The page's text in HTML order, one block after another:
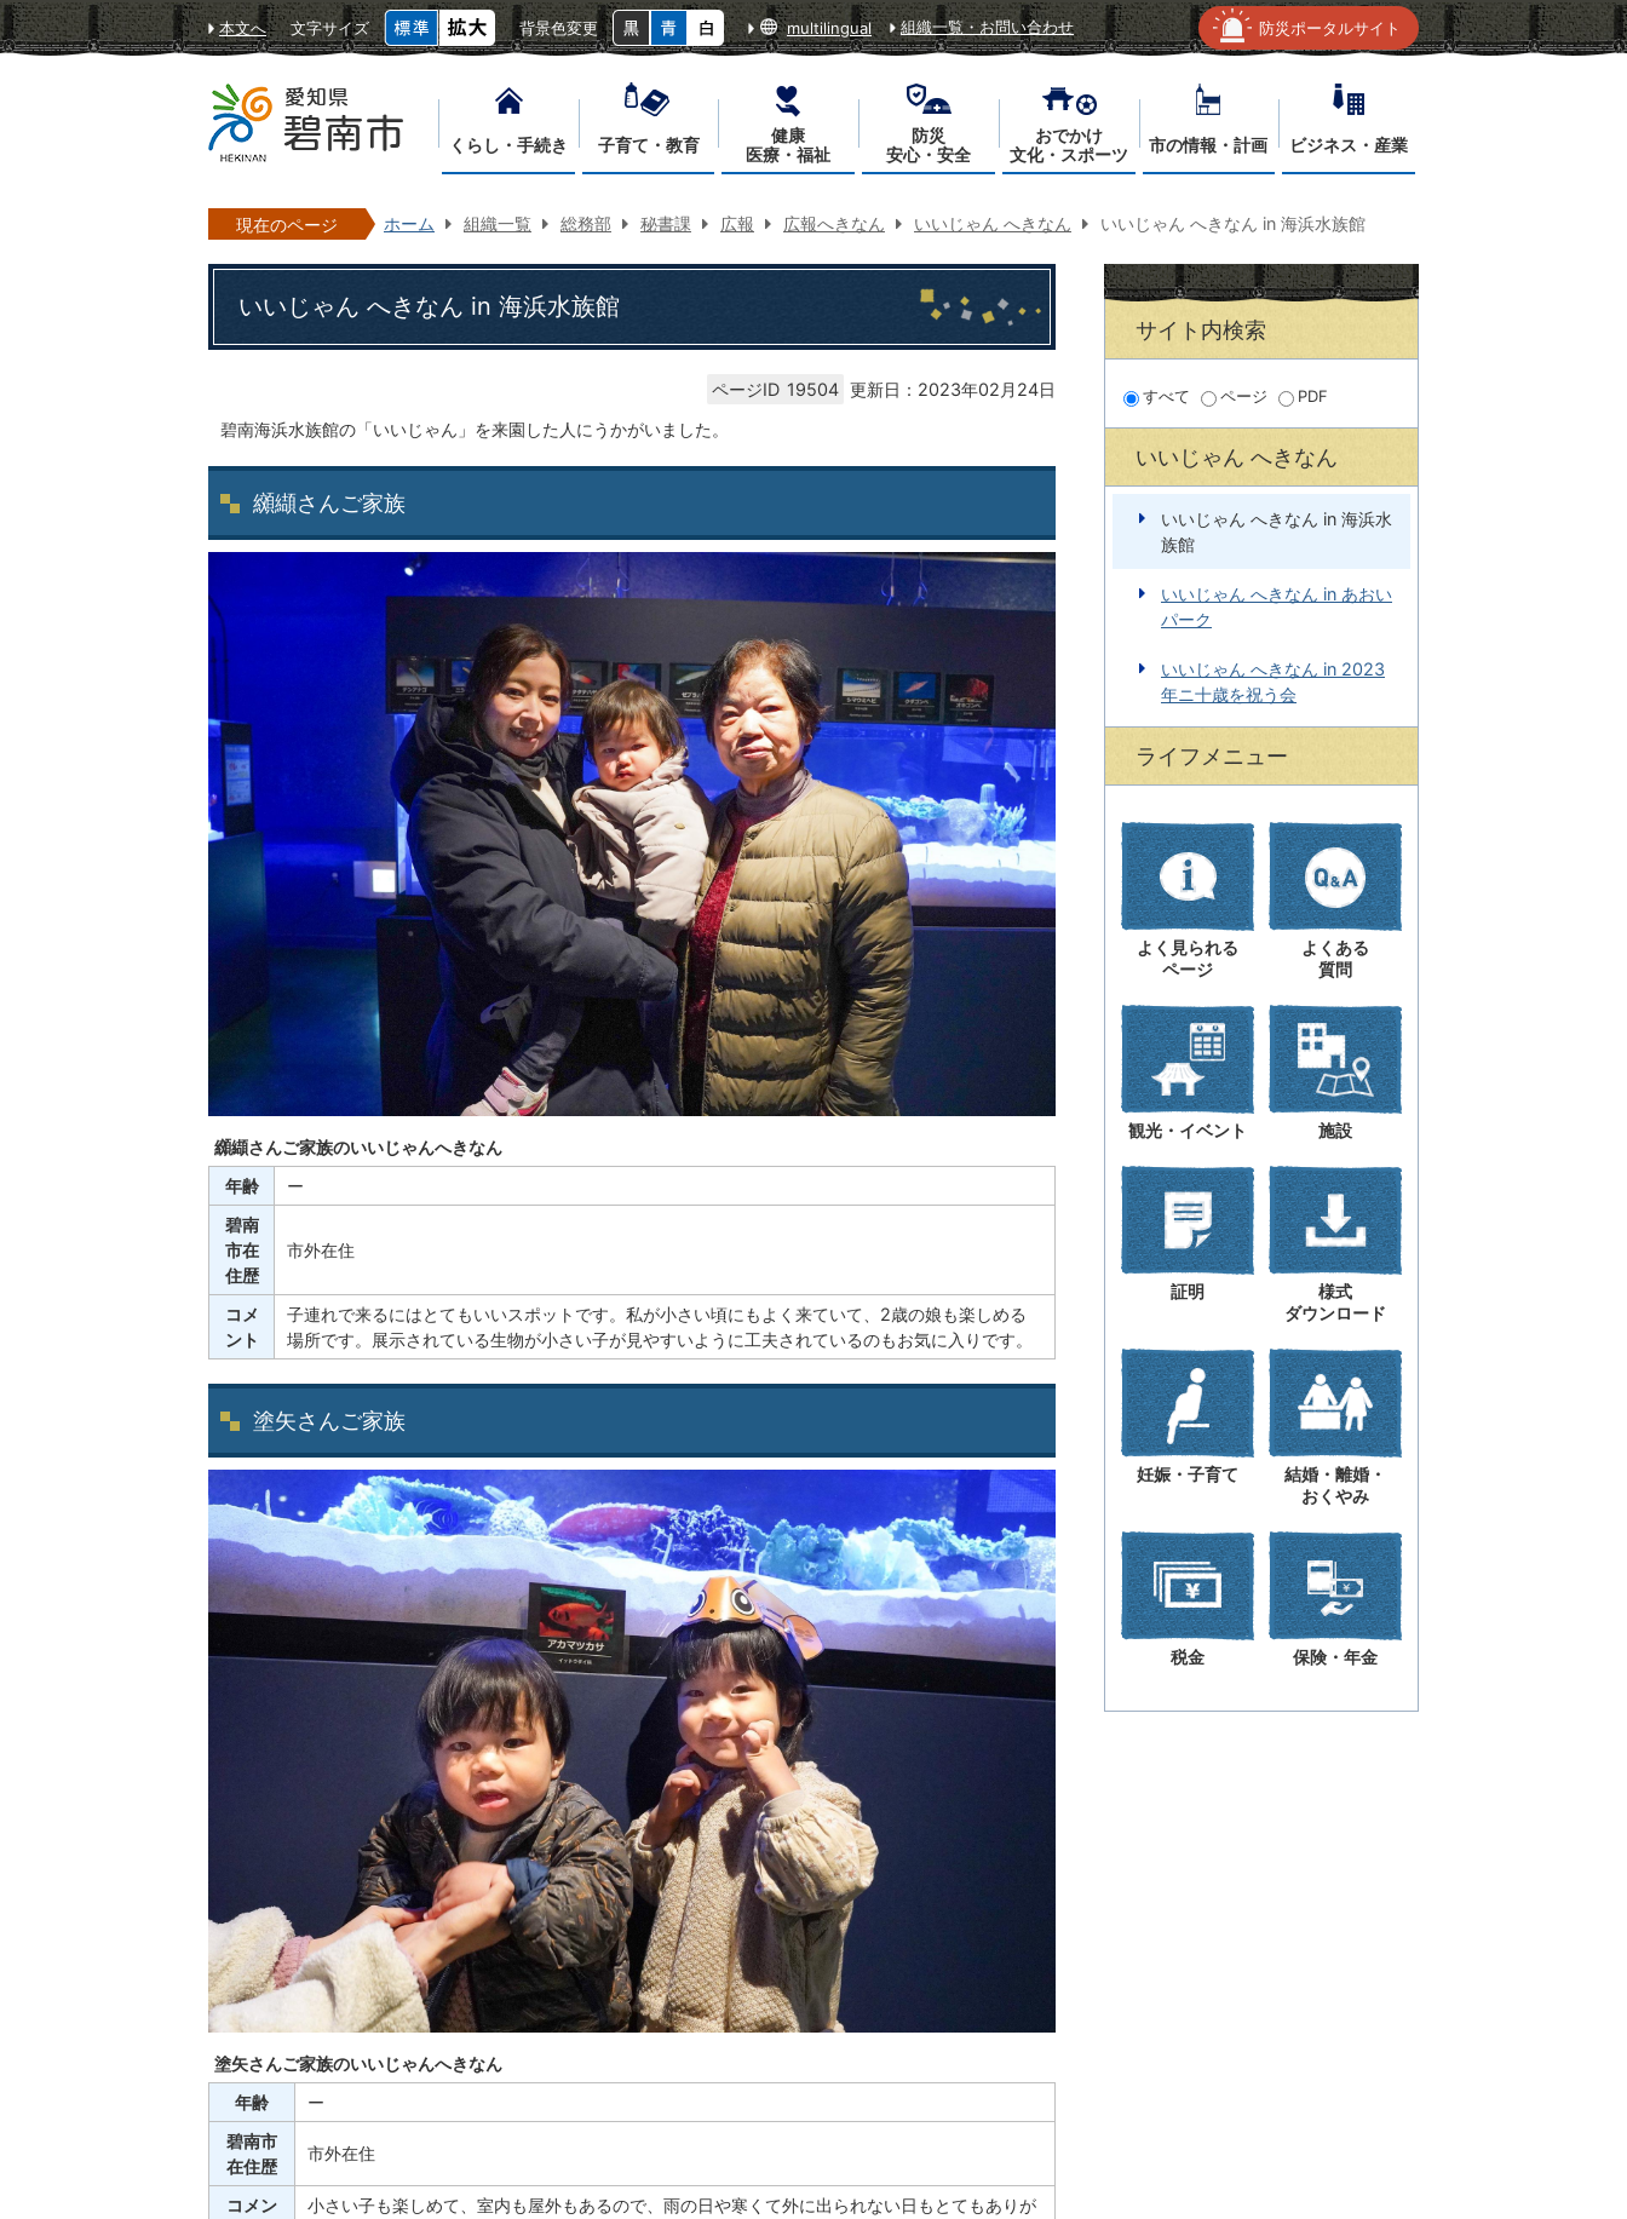
本文へ 文字サイズ 背景色変更 multilingual 組織一覧・お問い合わせ 防災ポータルサイト
くらし・手続き 子育て・教育
健康
医療・福祉
防災
安心・安全
おでかけ
文化・スポーツ
市の情報・計画 ビジネス・産業
現在のページ ホーム 組織一覧 総務部 秘書課 広報 広報へきなん いいじゃん へきなん いいじゃん へきなん in 海浜水族館
いいじゃん へきなん in 海浜水族館
ページID 19504 更新日：2023年02月24日
碧南海浜水族館の「いいじゃん」を来園した人にうかがいました。
纐纈さんご家族
纐纈さんご家族のいいじゃんへきなん
年齢
ー
碧南
市在
住歴
市外在住
コメ
ント
子連れで来るにはとてもいいスポットです。私が小さい頃にもよく来ていて、2歳の娘も楽しめる
場所です。展示されている生物が小さい子が見やすいように工夫されているのもお気に入りです。
塗矢さんご家族
塗矢さんご家族のいいじゃんへきなん
年齢
ー
碧南市
在住歴
市外在住
コメン
小さい子も楽しめて、室内も屋外もあるので、雨の日や寒くて外に出られない日もとてもありが
サイト内検索
すべて ページ PDF
いいじゃん へきなん
いいじゃん へきなん in 海浜水
族館
いいじゃん へきなん in あおい
パーク
いいじゃん へきなん in 2023
年ニ十歳を祝う会
ライフメニュー
よく見られる
ページ
よくある
質問
観光・イベント 施設
証明
様式
ダウンロード
妊娠・子育て
結婚・離婚・
おくやみ
税金 保険・年金